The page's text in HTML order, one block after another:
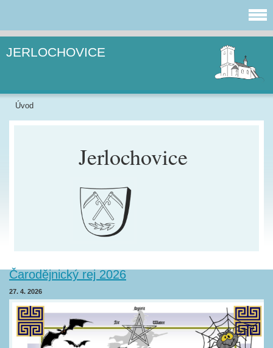
JERLOCHOVICE
Úvod
Jerlochovice
Čarodějnický rej 2026
27. 4. 2026